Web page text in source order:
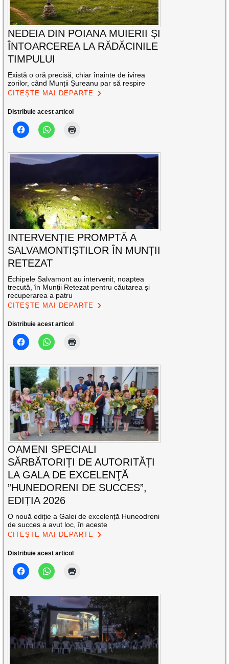
NEDEIA DIN POIANA MUIERII ȘI
ÎNTOARCEREA LA RĂDĂCINILE
TIMPULUI
Există o oră precisă, chiar înainte de ivirea
zorilor, când Munții Șureanu par să respire
CITEȘTE MAI DEPARTE
Distribuie acest articol
INTERVENȚIE PROMPTĂ A
SALVAMONTIȘTILOR ÎN MUNȚII
RETEZAT
Echipele Salvamont au intervenit, noaptea
trecută, în Munții Retezat pentru căutarea și
recuperarea a patru
CITEȘTE MAI DEPARTE
Distribuie acest articol
OAMENI SPECIALI
SĂRBĂTORIȚI DE AUTORITĂȚI
LA GALA DE EXCELENŢĂ
”HUNEDORENI DE SUCCES”,
EDIȚIA 2026
O nouă ediție a Galei de excelență Huneodreni
de succes a avut loc, în aceste
CITEȘTE MAI DEPARTE
Distribuie acest articol